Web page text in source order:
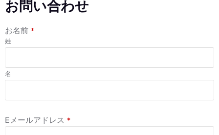
お問い合わせ
お名前 *
姓
名
Eメールアドレス *